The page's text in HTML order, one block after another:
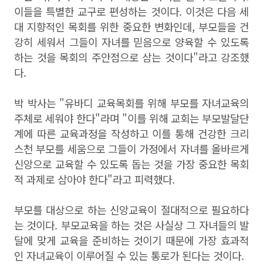
이들을 특별한 교구로 편성하는 것이다. 이것은 다음 세
대 지향적인 목회를 위한 중요한 변화인데, 부모들을 건
강히 세워서 그들이 자녀를 믿음으로 양육할 수 있도록
하는 것을 목회의 주안점으로 삼는 것이다"라고 강조했
다.
박 박사는 "유바디 교육목회를 위해 부모를 자녀교육의
주체로 세워야 한다"라며 "이를 위해 교회는 부모발달단
계에 따른 교육과정을 작성하고 이를 통해 건강한 크리
스천 부모를 세움으로 그들이 가정에서 자녀를 올바르게
신앙으로 교육할 수 있도록 돕는 것을 가장 중요한 목회
적 과제로 삼아야 한다"라고 피력했다.
부모를 대상으로 하는 신앙교육이 절대적으로 필요하다
는 것이다. 부모교육을 하는 것은 사실상 그 자녀들의 발
달에 맞게 교육을 준비하는 것이기 때문에 가장 효과적
인 자녀교육이 이루어질 수 있는 통로가 된다는 것이다.